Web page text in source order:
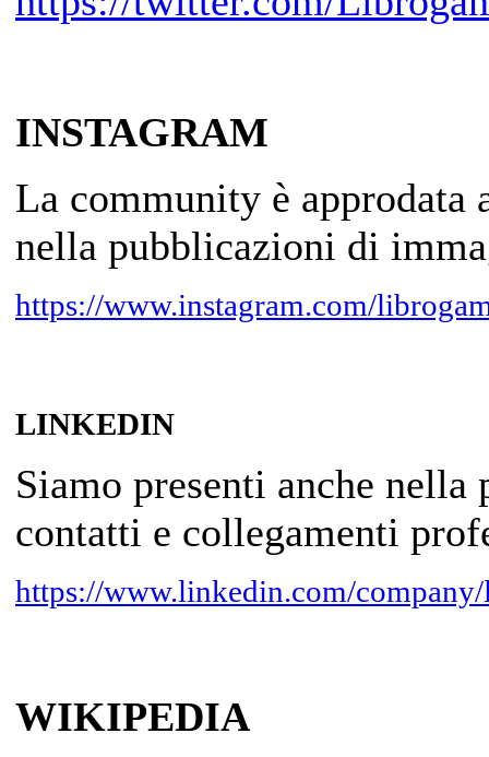
INSTAGRAM
La community è approdata
nella pubblicazioni di
https://www.instagram.com/
LINKEDIN
Siamo presenti anche
contatti e collegamenti
https://www.linkedin.com/
WIKIPEDIA